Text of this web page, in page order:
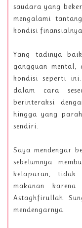
saudara yang
mengalami
kondisi
Yang tadinya
gangguan
kondisi seperti
dalam cara
berinteraksi
hingga yang
sendiri.
Saya mendengar
sebelumnya
kelaparan,
makanan karena
Astaghfirullah.
mendengarnya.